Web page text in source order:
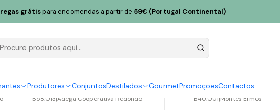
Produtores ConjuntosDestilados GourmetPromoçõesContactos
grátispara encomendas a partir de 59€ (Portugal Continental)
Vinho Tinto
B58.013|Adega Cooperativa Redondo B40.001|Montes Ermos